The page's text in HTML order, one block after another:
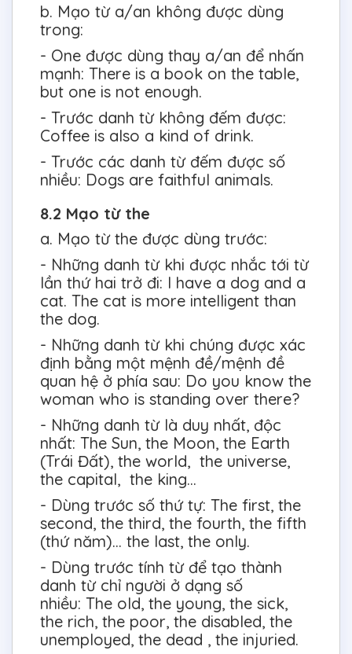
b. Mạo từ a/an không được dùng
trong:
- One được dùng thay a/an để nhấn
mạnh: There is a book on the table,
but one is not enough.
- Trước danh từ không đếm được:
Coffee is also a kind of drink.
- Trước các danh từ đếm được số
nhiều: Dogs are faithful animals.
8.2 Mạo từ the
a. Mạo từ the được dùng trước:
- Những danh từ khi được nhắc tới từ
lần thứ hai trở đi: I have a dog and a
cat. The cat is more intelligent than
the dog.
- Những danh từ khi chúng được xác
định bằng một mệnh đề/mệnh đề
quan hệ ở phía sau: Do you know the
woman who is standing over there?
- Những danh từ là duy nhất, độc
nhất: The Sun, the Moon, the Earth
(Trái Đất), the world, the universe,
the capital, the king...
- Dùng trước số thứ tự: The first, the
second, the third, the fourth, the fifth
(thứ năm)... the last, the only.
- Dùng trước tính từ để tạo thành
danh từ chỉ người ở dạng số
nhiều: The old, the young, the sick,
the rich, the poor, the disabled, the
unemployed, the dead , the injuried.